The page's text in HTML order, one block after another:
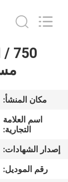
مسكن
معلومات
جولة
Machinery
Co.,ltd.
مكان المنشأ:
اسم العلامة
التجارية:
إصدار الشهادات:
رقم الموديل: